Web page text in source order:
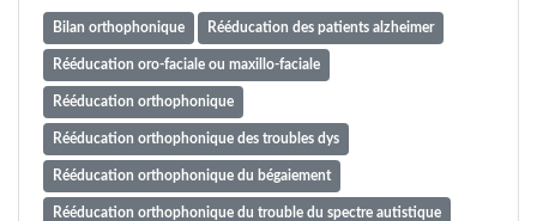
bienveillance et une prise en charge personnalisée, en
collaboration avec la famille et les professionnels de santé si
nécessaire.
🎯 Une prise en charge personnalisée, professionnelle et
bienveillante, adaptée à chaque âge et chaque besoin, dans un
cadre calme et accueillant.
✨ Votre voix, votre parole et votre communication méritent toute
notre attention.
Bilan orthophonique Rééducation des patients alzheimer
Rééducation oro-faciale ou maxillo-faciale
Rééducation orthophonique
Rééducation orthophonique des troubles dys
Rééducation orthophonique du bégaiement
Rééducation orthophonique du trouble du spectre autistique